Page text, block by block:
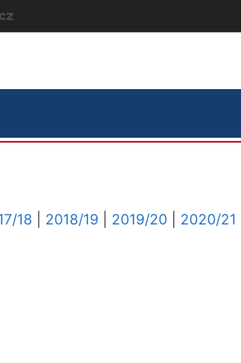
18 2018/19 2019/20
2020/21